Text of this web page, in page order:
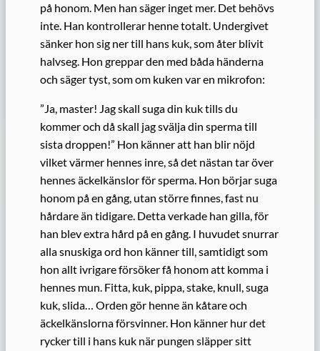
på honom. Men han säger inget mer. Det behövs
inte. Han kontrollerar henne totalt. Undergivet
sänker hon sig ner till hans kuk, som åter blivit
halvseg. Hon greppar den med båda händerna
och säger tyst, som om kuken var en mikrofon:
”Ja, master! Jag skall suga din kuk tills du
kommer och då skall jag svälja din sperma till
sista droppen!” Hon känner att han blir nöjd
vilket värmer hennes inre, så det nästan tar över
hennes äckelkänslor för sperma. Hon börjar suga
honom på en gång, utan större finnes, fast nu
hårdare än tidigare. Detta verkade han gilla, för
han blev extra hård på en gång. I huvudet snurrar
alla snuskiga ord hon känner till, samtidigt som
hon allt ivrigare försöker få honom att komma i
hennes mun. Fitta, kuk, pippa, stake, knull, suga
kuk, slida… Orden gör henne än kåtare och
äckelkänslorna försvinner. Hon känner hur det
rycker till i hans kuk när pungen släpper sitt